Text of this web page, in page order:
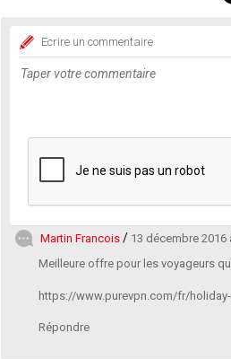
Ecrire un commentaire
Martin Francois
13 décembre 2016
Meilleure offre pour les voyageurs
https://www.purevpn.com/fr/
Répondre